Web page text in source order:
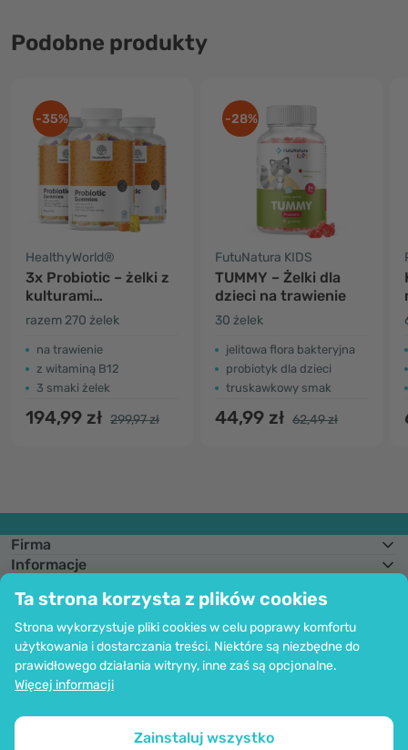
Ta strona korzysta z plików cookies
Strona wykorzystuje pliki cookies w celu poprawy komfortu
użytkowania i dostarczania treści. Niektóre są niezbędne do
prawidłowego działania witryny, inne zaś są opcjonalne.
Więcej informacji
Zainstaluj wszystko
Podobne produkty
-35%
HealthyWorld®
3x Probiotic – żelki z
kulturami
mikrobakteryjnymi
razem 270 żelek
na trawienie
z witaminą B12
3 smaki żelek
194,99 zł 299,97 zł
-28%
FutuNatura KIDS
TUMMY – Żelki dla
dzieci na trawienie
30 żelek
jelitowa flora bakteryjna
probiotyk dla dzieci
truskawkowy smak
44,99 zł 62,49 zł
Firma
Informacje
Pomoc i zamówienia
Możliwość opłaty kartą. Bezpieczeństwo danych osobowych zapewnia
kodowanie SSl.
Mapa strony